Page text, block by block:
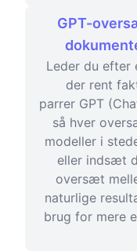
GPT-
Leder du
der rent
parrer GPT
så hver
modeller i
eller indsæt
oversæt
naturlige
brug for mere